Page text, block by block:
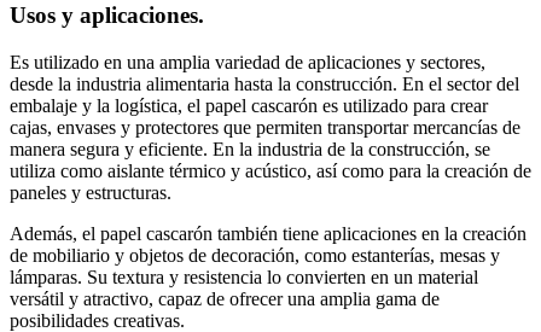
Usos y aplicaciones.
Es utilizado en una amplia variedad de aplicaciones y sectores,
desde la industria alimentaria hasta la construcción. En el sector del
embalaje y la logística, el papel cascarón es utilizado para crear
cajas, envases y protectores que permiten transportar mercancías de
manera segura y eficiente. En la industria de la construcción, se
utiliza como aislante térmico y acústico, así como para la creación de
paneles y estructuras.
Además, el papel cascarón también tiene aplicaciones en la creación
de mobiliario y objetos de decoración, como estanterías, mesas y
lámparas. Su textura y resistencia lo convierten en un material
versátil y atractivo, capaz de ofrecer una amplia gama de
posibilidades creativas.